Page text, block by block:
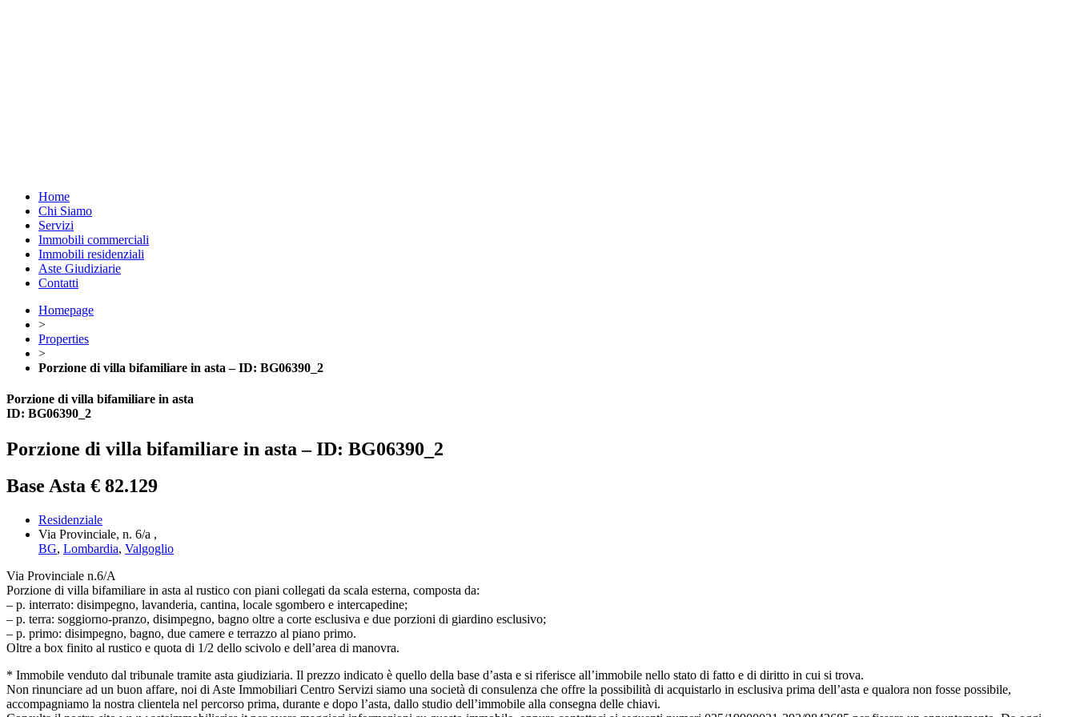
Home
Chi Siamo
Servizi
Immobili commerciali
Immobili residenziali
Aste Giudiziarie
Contatti
Homepage
>
Properties
>
Porzione di villa bifamiliare in asta – ID: BG06390_2
Porzione di villa bifamiliare in asta
ID: BG06390_2
Porzione di villa bifamiliare in asta – ID: BG06390_2
Base Asta € 82.129
Residenziale
Via Provinciale, n. 6/a ,
BG, Lombardia, Valgoglio
Via Provinciale n.6/A
Porzione di villa bifamiliare in asta al rustico con piani collegati da scala esterna, composta da:
– p. interrato: disimpegno, lavanderia, cantina, locale sgombero e intercapedine;
– p. terra: soggiorno-pranzo, disimpegno, bagno oltre a corte esclusiva e due porzioni di giardino esclusivo;
– p. primo: disimpegno, bagno, due camere e terrazzo al piano primo.
Oltre a box finito al rustico e quota di 1/2 dello scivolo e dell’area di manovra.
* Immobile venduto dal tribunale tramite asta giudiziaria. Il prezzo indicato è quello della base d’asta e si riferisce all’immobile nello stato di fatto e di diritto in cui si trova.
Non rinunciare ad un buon affare, noi di Aste Immobiliari Centro Servizi siamo una società di consulenza che offre la possibilità di acquistarlo in esclusiva prima dell’asta e qualora non fosse possibile,
accompagniamo la nostra clientela nel percorso prima, durante e dopo l’asta, dallo studio dell’immobile alla consegna delle chiavi.